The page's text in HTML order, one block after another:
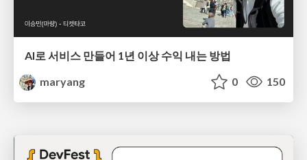
AI로 서비스 만들어 1년 이상 수익 내는 방법
maryang
0 150